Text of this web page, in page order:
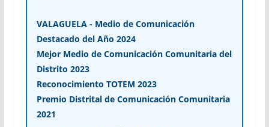
VALAGUELA - Medio de Comunicación
Destacado del Año 2024
Mejor Medio de Comunicación Comunitaria del
Distrito 2023
Reconocimiento TOTEM 2023
Premio Distrital de Comunicación Comunitaria
2021